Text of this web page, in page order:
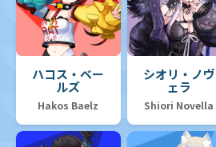
ハコス・ベー
ルズ
Hakos Baelz
シオリ・ノヴ
ェラ
Shiori Novella